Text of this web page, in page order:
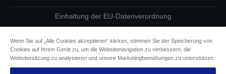
Einhaltung der EU-Datenverordnung
Informationen zu Cookies
Wenn Sie auf „Alle Cookies akzeptieren“ klicken, stimmen Sie der Speicherung von
Cookies auf Ihrem Gerät zu, um die Websitenavigation zu verbessern, die
Websitenutzung zu analysieren und unsere Marketingbemühungen zu unterstützen.